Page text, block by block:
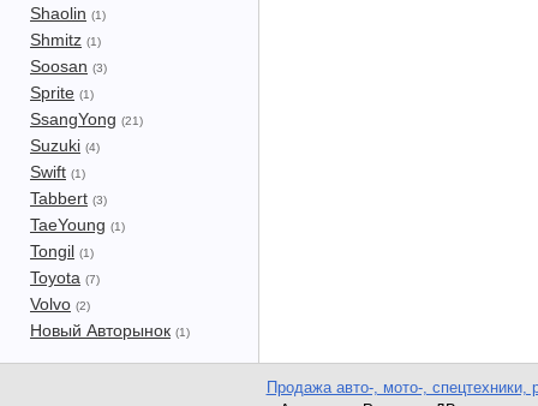
Shaolin (1)
Shmitz (1)
Soosan (3)
Sprite (1)
SsangYong (21)
Suzuki (4)
Swift (1)
Tabbert (3)
TaeYoung (1)
Tongil (1)
Toyota (7)
Volvo (2)
Новый Авторынок (1)
Продажа авто-, мото-, спецтехники,